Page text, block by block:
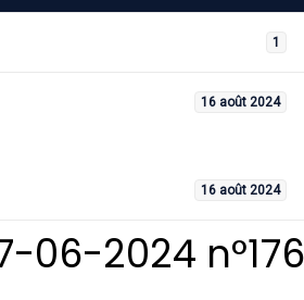
1
16 août 2024
16 août 2024
06-2024 n°176